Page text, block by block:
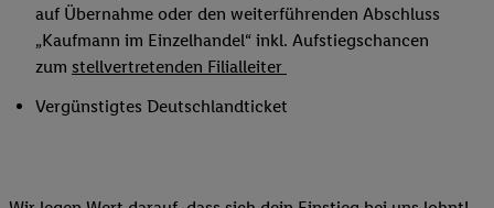
auf Übernahme oder den weiterführenden Abschluss
„Kaufmann im Einzelhandel“ inkl. Aufstiegschancen
zum stellvertretenden Filialleiter
Vergünstigtes Deutschlandticket